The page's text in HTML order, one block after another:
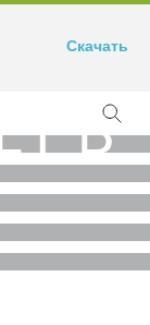
Скачать